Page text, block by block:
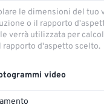
le dimensioni del tuo
o il rapporto
verrà utilizzata per
rapporto d'aspetto scelto.
video